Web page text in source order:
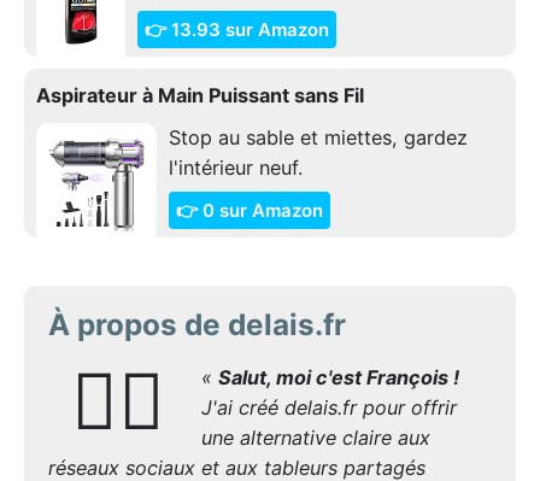
👉 13.93 sur Amazon
Aspirateur à Main Puissant sans Fil
Stop au sable et miettes, gardez
l'intérieur neuf.
👉 0 sur Amazon
À propos de delais.fr
🙋‍♂️ « Salut, moi c'est François !
J'ai créé delais.fr pour offrir
une alternative claire aux
réseaux sociaux et aux tableurs partagés